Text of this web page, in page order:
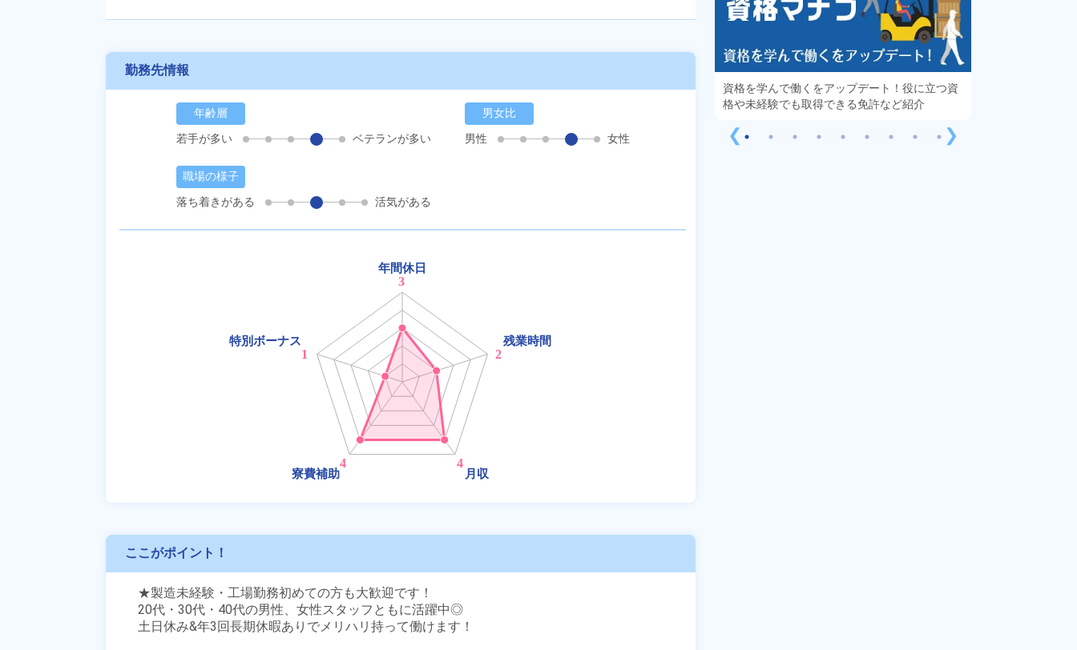
勤務先情報
年齢層
若手が多い
ベテランが多い
男女比
男性
女性
職場の様子
落ち着きがある
活気がある
ここがポイント！
★製造未経験・工場勤務初めての方も大歓迎です！
20代・30代・40代の男性、女性スタッフともに活躍中◎
土日休み&年3回長期休暇ありでメリハリ持って働けます！
❮
あるモノに魅了され続け気がつけばマニア
に！？ディープな世界にあなたもきっとハマる
はず！
資格を学んで働くをアップデート！役に立つ資
格や未経験でも取得できる免許など紹介
❯